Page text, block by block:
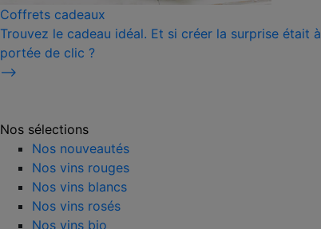
Coffrets cadeaux
Trouvez le cadeau idéal. Et si créer la surprise était à
portée de clic ?
⟶
Nos sélections
Nos nouveautés
Nos vins rouges
Nos vins blancs
Nos vins rosés
Nos vins bio